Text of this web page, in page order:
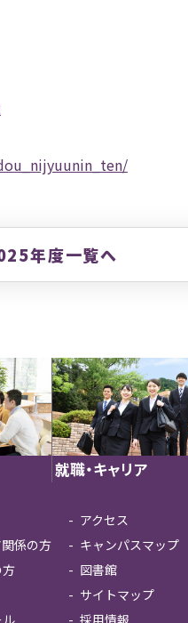
年度一覧へ
就職・キャリア
係の方
アクセス
キャンパスマップ
図書館
サイトマップ